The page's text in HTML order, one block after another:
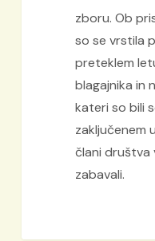
zboru. Ob
so se vrstila
preteklem
blagajnika in
kateri so bili
zaključenem
člani društva
zabavali.